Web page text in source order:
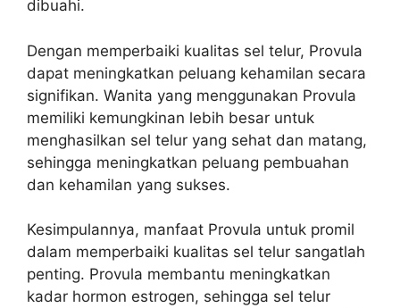
dibuahi.
Dengan memperbaiki kualitas sel telur, Provula
dapat meningkatkan peluang kehamilan secara
signifikan. Wanita yang menggunakan Provula
memiliki kemungkinan lebih besar untuk
menghasilkan sel telur yang sehat dan matang,
sehingga meningkatkan peluang pembuahan
dan kehamilan yang sukses.
Kesimpulannya, manfaat Provula untuk promil
dalam memperbaiki kualitas sel telur sangatlah
penting. Provula membantu meningkatkan
kadar hormon estrogen, sehingga sel telur